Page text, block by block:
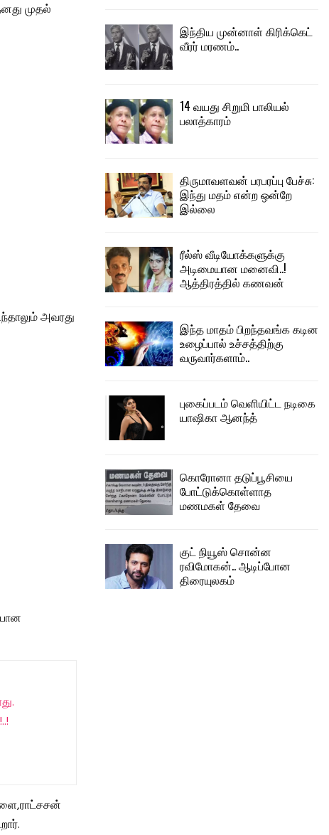
முதல்
அவரது
இந்திய முன்னாள் கிரிக்கெட்
வீரர் மரணம்..
14 வயது சிறுமி பாலியல்
பலாத்காரம்
திருமாவளவன் பரபரப்பு பேச்சு:
இந்து மதம் என்ற ஒன்றே
இல்லை
ரீல்ஸ் வீடியோக்களுக்கு
அடிமையான மனைவி..!
ஆத்திரத்தில் கணவன்
இந்த மாதம் பிறந்தவங்க கடின
உழைப்பால் உச்சத்திற்கு
வருவார்களாம்..
புகைப்படம் வெளியிட்ட நடிகை
யாஷிகா ஆனந்த்
கொரோனா தடுப்பூசியை
போட்டுக்கொள்ளாத
மணமகள் தேவை
குட் நியூஸ் சொன்ன
ரவிமோகன்.. ஆடிப்போன
திரையுலகம்